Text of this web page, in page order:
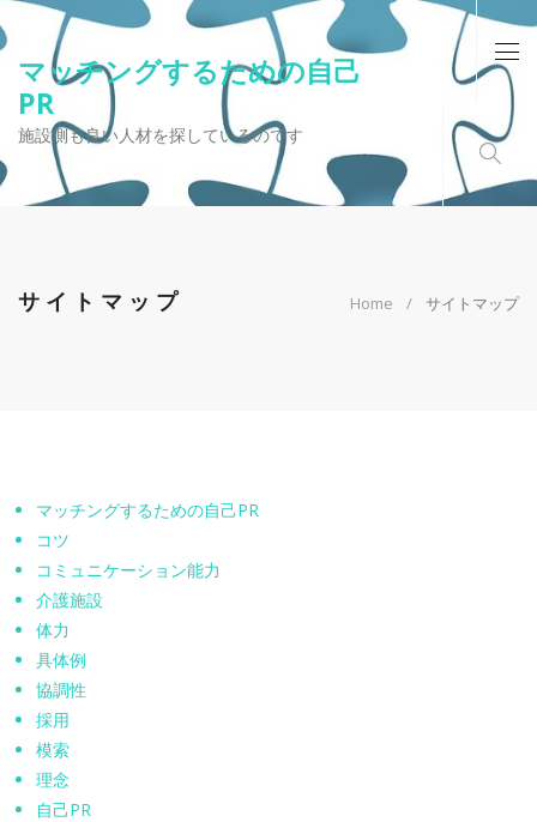
マッチングするための自己
PR
施設側も良い人材を探しているのです
サイトマップ Home サイトマップ
マッチングするための自己PR
コツ
コミュニケーション能力
介護施設
体力
具体例
協調性
採用
模索
理念
自己PR